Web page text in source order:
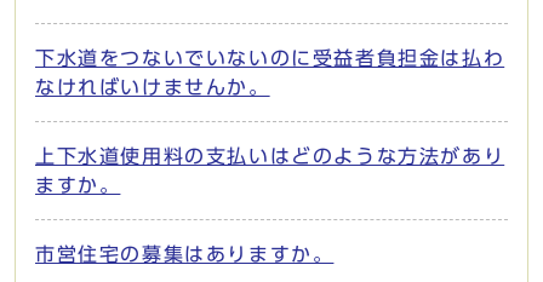
下水道をつないでいないのに受益者負担金は払わ
なければいけませんか。
上下水道使用料の支払いはどのような方法があり
ますか。
市営住宅の募集はありますか。